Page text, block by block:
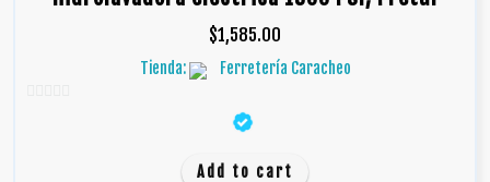
$1,585.00
Tienda: Ferretería Caracheo
Add to cart